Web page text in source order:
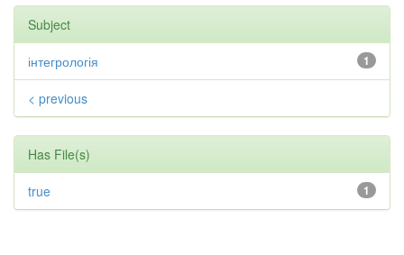
Subject
1
інтегрологія
< previous
Has File(s)
1
true